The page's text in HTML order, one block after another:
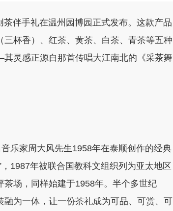
伴手礼在温州园博园正式发布。这款产品
杯香）、红茶、黄茶、白茶、青茶等五种
灵感正源自那首传唱大江南北的《采茶舞
乐家周大风先生1958年在泰顺创作的经典
1987年被联合国教科文组织列为亚太地区
场，同样始建于1958年。半个多世纪
为一体，让一份茶礼成为可品、可赏、可